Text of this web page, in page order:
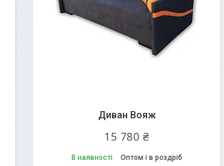
Диван Вояж
15 780 ₴
В наявності Оптом і в роздріб